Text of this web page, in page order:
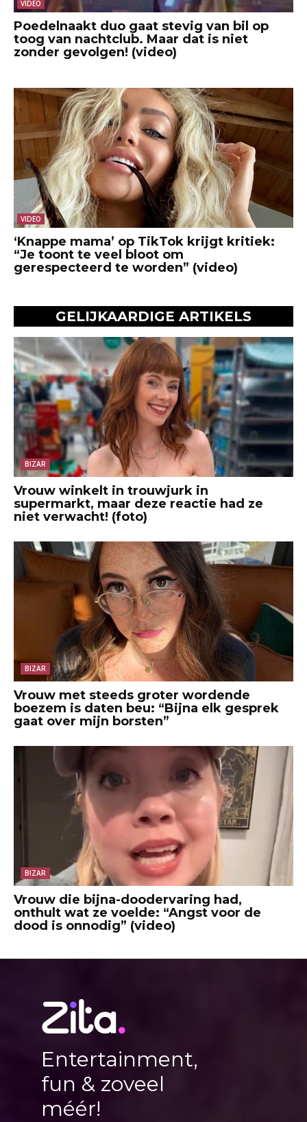
VIDEO
Poedelnaakt duo gaat stevig van bil op
toog van nachtclub. Maar dat is niet
zonder gevolgen! (video)
VIDEO
‘Knappe mama’ op TikTok krijgt kritiek:
“Je toont te veel bloot om
gerespecteerd te worden” (video)
GELIJKAARDIGE ARTIKELS
BIZAR
Vrouw winkelt in trouwjurk in
supermarkt, maar deze reactie had ze
niet verwacht! (foto)
BIZAR
Vrouw met steeds groter wordende
boezem is daten beu: “Bijna elk gesprek
gaat over mijn borsten”
BIZAR
Vrouw die bijna-doodervaring had,
onthult wat ze voelde: “Angst voor de
dood is onnodig” (video)
Entertainment,
fun & zoveel
méér!